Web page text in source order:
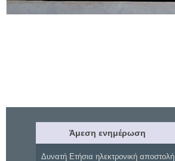
Άμεση ενημέρωση
Δυνατή Ετήσια ηλεκτρονική αποστολή